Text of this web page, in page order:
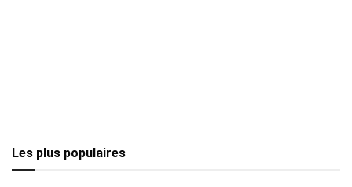
Les plus populaires